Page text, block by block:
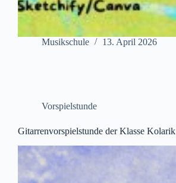
Musikschule 13. April 2026
Vorspielstunde
Gitarrenvorspielstunde der Klasse Kolarik